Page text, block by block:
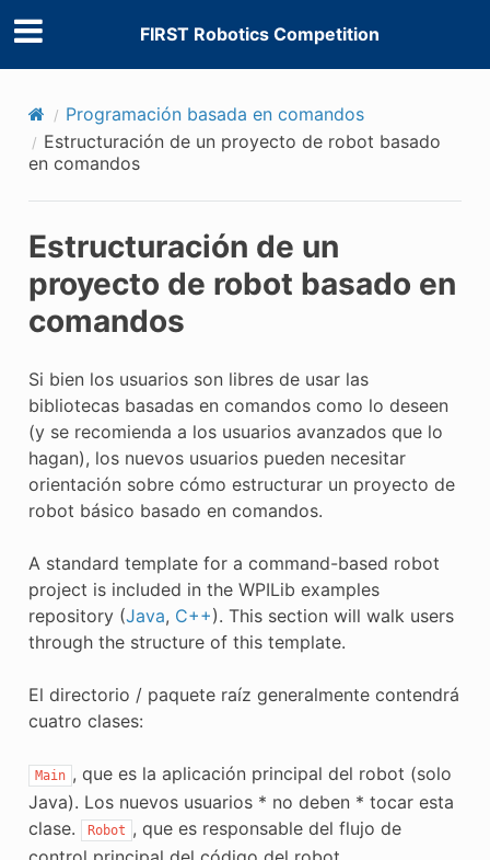
FIRST Robotics Competition
Programación basada en comandos
Estructuración de un proyecto de robot basado
en comandos
Estructuración de un
proyecto de robot basado en
comandos
Si bien los usuarios son libres de usar las
bibliotecas basadas en comandos como lo deseen
(y se recomienda a los usuarios avanzados que lo
hagan), los nuevos usuarios pueden necesitar
orientación sobre cómo estructurar un proyecto de
robot básico basado en comandos.
A standard template for a command-based robot
project is included in the WPILib examples
repository (Java, C++). This section will walk users
through the structure of this template.
El directorio / paquete raíz generalmente contendrá
cuatro clases:
Main , que es la aplicación principal del robot (solo
Java). Los nuevos usuarios * no deben * tocar esta
clase.
Robot , que es responsable del flujo de